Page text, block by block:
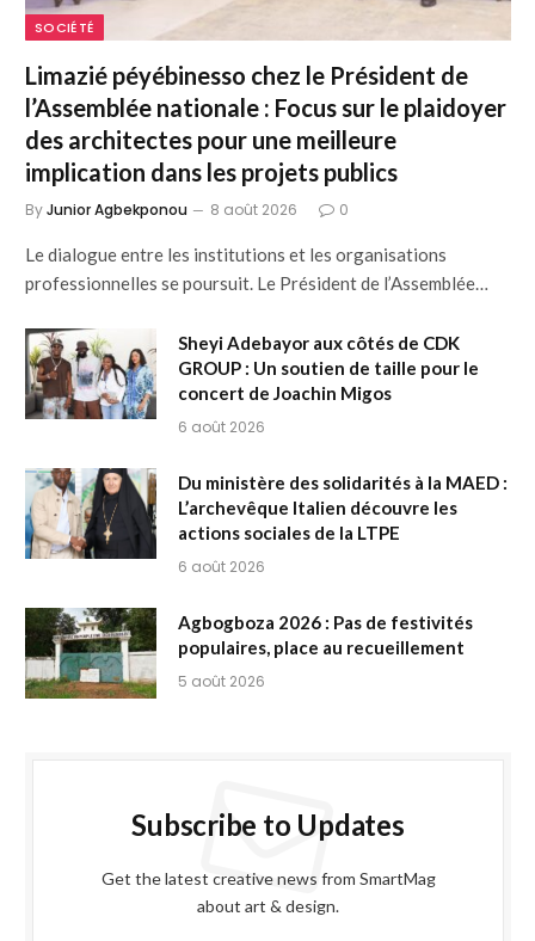
SOCIÉTÉ
Limazié péyébinesso chez le Président de
l’Assemblée nationale : Focus sur le plaidoyer
des architectes pour une meilleure
implication dans les projets publics
ByJunior Agbekponou 8 août 2026 0
Le dialogue entre les institutions et les organisations
professionnelles se poursuit. Le Président de l’Assemblée…
Sheyi Adebayor aux côtés de CDK
GROUP : Un soutien de taille pour le
concert de Joachin Migos
6 août 2026
Du ministère des solidarités à la MAED :
L’archevêque Italien découvre les
actions sociales de la LTPE
6 août 2026
Agbogboza 2026 : Pas de festivités
populaires, place au recueillement
5 août 2026
Subscribe to Updates
Get the latest creative news from SmartMag
about art & design.